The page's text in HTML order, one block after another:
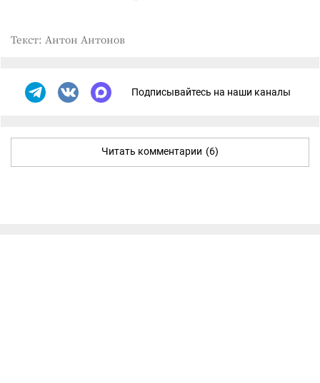
Текст: Антон Антонов
Подписывайтесь на наши каналы
Читать комментарии (6)